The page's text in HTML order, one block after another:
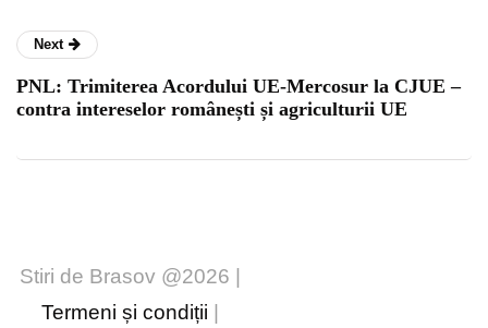
Next
PNL: Trimiterea Acordului UE-Mercosur la CJUE –
contra intereselor românești și agriculturii UE
Stiri de Brasov @2026 |
Termeni și condiții |